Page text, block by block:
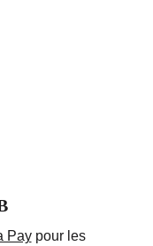
Pay pour les